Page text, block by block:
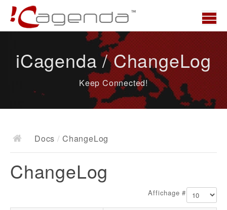
News
Docs
Documentation
iCagenda / ChangeLog
Keep Connected!
Docs / ChangeLog
ChangeLog
Affichage #